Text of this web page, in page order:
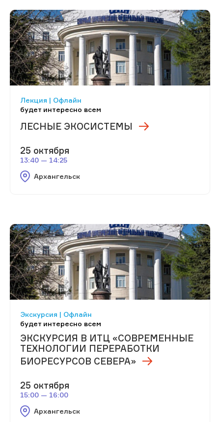
Лекция | Офлайн
будет интересно всем
ЛЕСНЫЕ ЭКОСИСТЕМЫ
25 октября
13:40 — 14:25
Архангельск
Экскурсия | Офлайн
будет интересно всем
ЭКСКУРСИЯ В ИТЦ «СОВРЕМЕННЫЕ
ТЕХНОЛОГИИ ПЕРЕРАБОТКИ
БИОРЕСУРСОВ СЕВЕРА»
25 октября
15:00 — 16:00
Архангельск